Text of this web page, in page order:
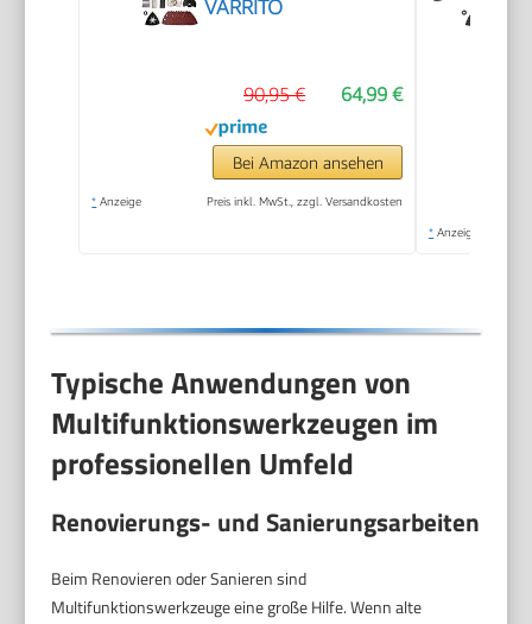
VARRITO
64,99 €
90,95 €
Bei Amazon ansehen
* Anzeige Preis inkl. MwSt., zzgl. Versandkosten
* Anzeige
Typische Anwendungen von
Multifunktionswerkzeugen im
professionellen Umfeld
Renovierungs- und Sanierungsarbeiten
Beim Renovieren oder Sanieren sind
Multifunktionswerkzeuge eine große Hilfe. Wenn alte